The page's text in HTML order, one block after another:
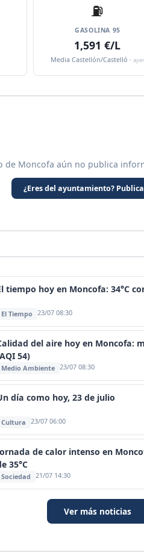
⛽️
GASOLINA 95
1,591 €/L
Media Castellón/Castelló · ayer
de Moncofa aún no publica
¿Eres del ayuntamiento?
tiempo hoy en Moncofa: 34°C
El Tiempo 23/07 08:30
del aire hoy en Moncofa:
54)
Medio Ambiente 23/07 08:30
día como hoy, 23 de julio
Cultura 23/07 06:00
de calor intenso en
35°C
Sociedad 21/07 14:30
Ver más noticias